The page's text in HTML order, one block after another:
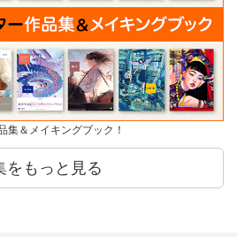
集＆メイキングブック！
をもっと見る